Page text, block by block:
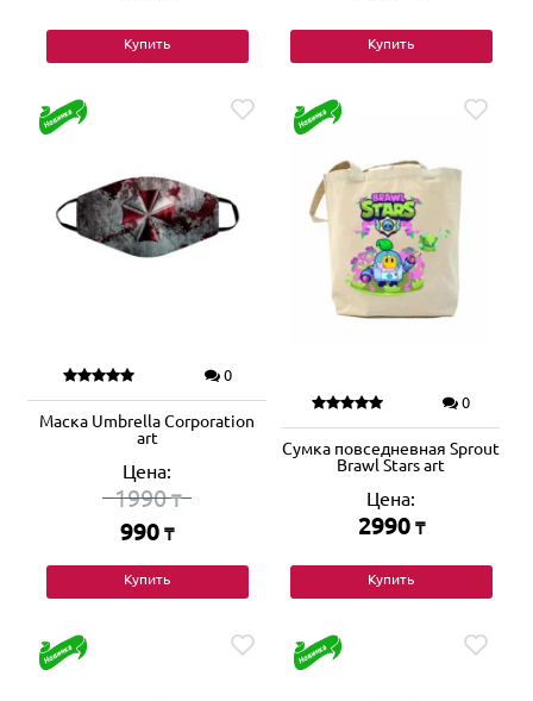
Купить Купить
0
Маска Umbrella Corporation
art
Цена:
1990₸
990 ₸
Купить
0
Сумка повседневная Sprout
Brawl Stars art
Цена:
2990 ₸
Купить